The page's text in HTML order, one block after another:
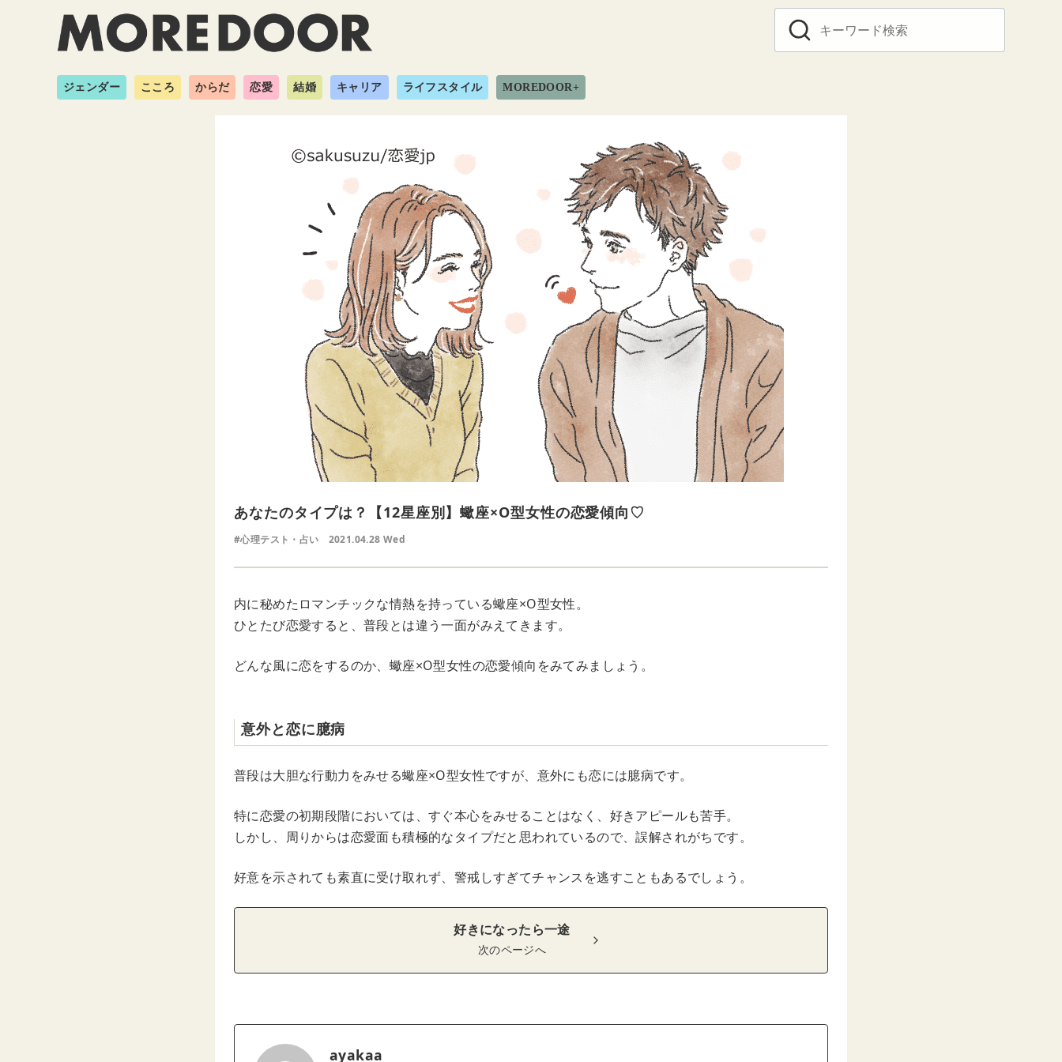
ジェンダー こころ からだ 恋愛 結婚 キャリア ライフスタイル MOREDOOR+
あなたのタイプは？【12星座別】蠍座×O型女性の恋愛傾向♡
#心理テスト・占い 2021.04.28 Wed
内に秘めたロマンチックな情熱を持っている蠍座×O型女性。
ひとたび恋愛すると、普段とは違う一面がみえてきます。
どんな風に恋をするのか、蠍座×O型女性の恋愛傾向をみてみましょう。
意外と恋に臆病
普段は大胆な行動力をみせる蠍座×O型女性ですが、意外にも恋には臆病です。
特に恋愛の初期段階においては、すぐ本心をみせることはなく、好きアピールも苦手。
しかし、周りからは恋愛面も積極的なタイプだと思われているので、誤解されがちです。
好意を示されても素直に受け取れず、警戒しすぎてチャンスを逃すこともあるでしょう。
好きになったら一途
次のページへ
ayakaa